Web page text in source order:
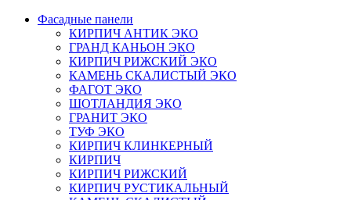
Фасадные панели
КИРПИЧ АНТИК ЭКО
ГРАНД КАНЬОН ЭКО
КИРПИЧ РИЖСКИЙ ЭКО
КАМЕНЬ СКАЛИСТЫЙ ЭКО
ФАГОТ ЭКО
ШОТЛАНДИЯ ЭКО
ГРАНИТ ЭКО
ТУФ ЭКО
КИРПИЧ КЛИНКЕРНЫЙ
КИРПИЧ
КИРПИЧ РИЖСКИЙ
КИРПИЧ РУСТИКАЛЬНЫЙ